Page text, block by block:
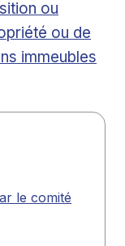
ou
ou de
immeubles
le comité